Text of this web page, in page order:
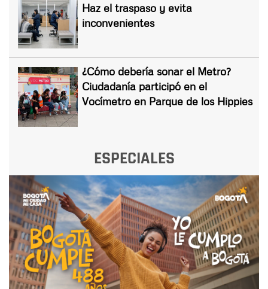
Haz el traspaso y evita
inconvenientes
¿Cómo debería sonar el Metro?
Ciudadanía participó en el
Vocímetro en Parque de los Hippies
ESPECIALES